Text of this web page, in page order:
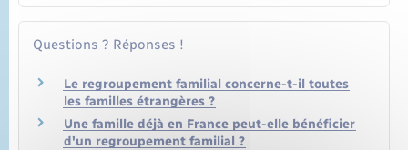
Questions ? Réponses !
Le regroupement familial concerne-t-il toutes
les familles étrangères ?
Une famille déjà en France peut-elle bénéficier
d'un regroupement familial ?